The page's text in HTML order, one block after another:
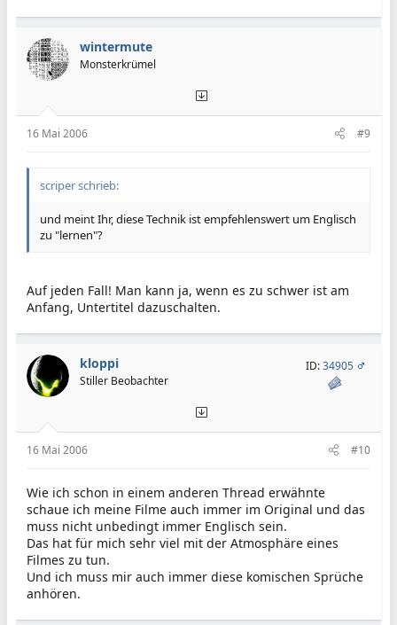
wintermute
Monsterkrümel
16 Mai 2006 #9
scriper schrieb:
und meint Ihr, diese Technik ist empfehlenswert um Englisch
zu "lernen"?
Auf jeden Fall! Man kann ja, wenn es zu schwer ist am
Anfang, Untertitel dazuschalten.
kloppi
Stiller Beobachter
ID:34905
16 Mai 2006 #10
Wie ich schon in einem anderen Thread erwähnte
schaue ich meine Filme auch immer im Original und das
muss nicht unbedingt immer Englisch sein.
Das hat für mich sehr viel mit der Atmosphäre eines
Filmes zu tun.
Und ich muss mir auch immer diese komischen Sprüche
anhören.